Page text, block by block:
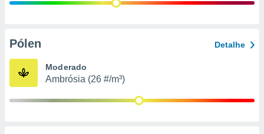
Pólen Detalhe
Moderado
Ambrósia (26 #/m³)